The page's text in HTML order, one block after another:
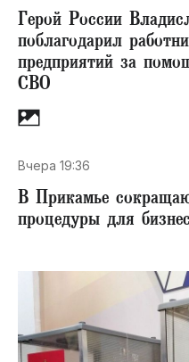
Герой России
поблагодарил
предприятий за
СВО
Вчера 19:36
В Прикамье
процедуры для